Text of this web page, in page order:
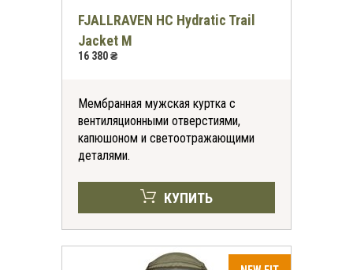
FJALLRAVEN HC Hydratic Trail
Jacket M
16 380 ₴
Мембранная мужская куртка с
вентиляционными отверстиями,
капюшоном и светоотражающими
деталями.
КУПИТЬ